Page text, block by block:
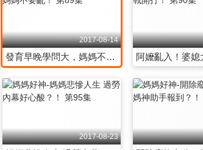
2017-08-14
發育早晚學問大，媽媽不要亂！ 第89集
2017-08-23